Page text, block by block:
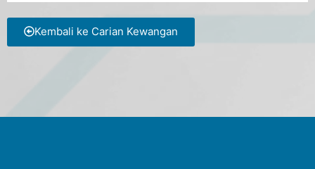
Kembali ke Carian Kewangan